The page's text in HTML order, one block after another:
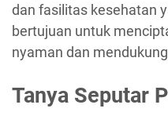
dan fasilitas kesehatan
bertujuan untuk
nyaman dan
Tanya Seputar